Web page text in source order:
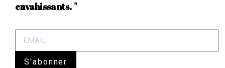
envahissants. "
S'abonner